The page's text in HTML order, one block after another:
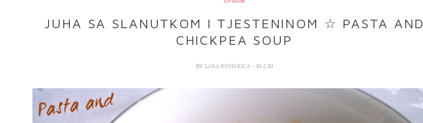
JUHA SA SLANUTKOM I TJESTENINOM ☆ PASTA AND
CHICKPEA SOUP
BY LAKA KUHARICA - 19.2.10